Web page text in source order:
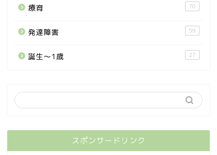
療育 70
発達障害 59
誕生〜1歳 27
スポンサードリンク